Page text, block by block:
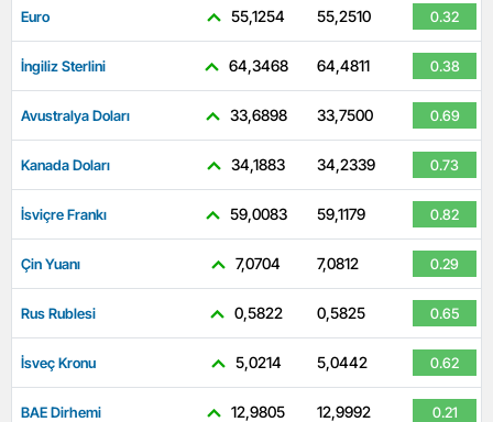
Euro 55,1254 55,2510 0.32
İngiliz Sterlini 64,3468 64,4811 0.38
Avustralya Doları 33,6898 33,7500 0.69
Kanada Doları 34,1883 34,2339 0.73
İsviçre Frankı 59,0083 59,1179 0.82
Çin Yuanı 7,0704 7,0812 0.29
Rus Rublesi 0,5822 0,5825 0.65
İsveç Kronu 5,0214 5,0442 0.62
BAE Dirhemi 12,9805 12,9992 0.21